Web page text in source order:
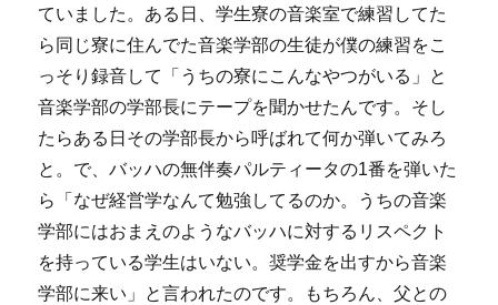
ていました。ある日、学生寮の音楽室で練習してた
ら同じ寮に住んでた音楽学部の生徒が僕の練習をこ
っそり録音して「うちの寮にこんなやつがいる」と
音楽学部の学部長にテープを聞かせたんです。そし
たらある日その学部長から呼ばれて何か弾いてみろ
と。で、バッハの無伴奏パルティータの1番を弾いた
ら「なぜ経営学なんて勉強してるのか。うちの音楽
学部にはおまえのようなバッハに対するリスペクト
を持っている学生はいない。奨学金を出すから音楽
学部に来い」と言われたのです。もちろん、父との